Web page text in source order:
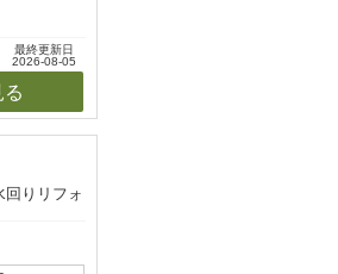
最終更新日
2026-08-05
りリフォ